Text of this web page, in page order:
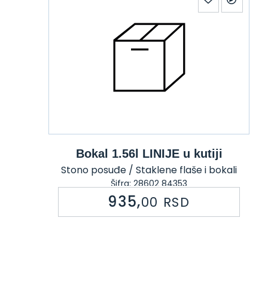
Bokal 1.56l LINIJE u kutiji
Stono posuđe / Staklene flaše i bokali
Šifra: 28602 84353
935,00 RSD